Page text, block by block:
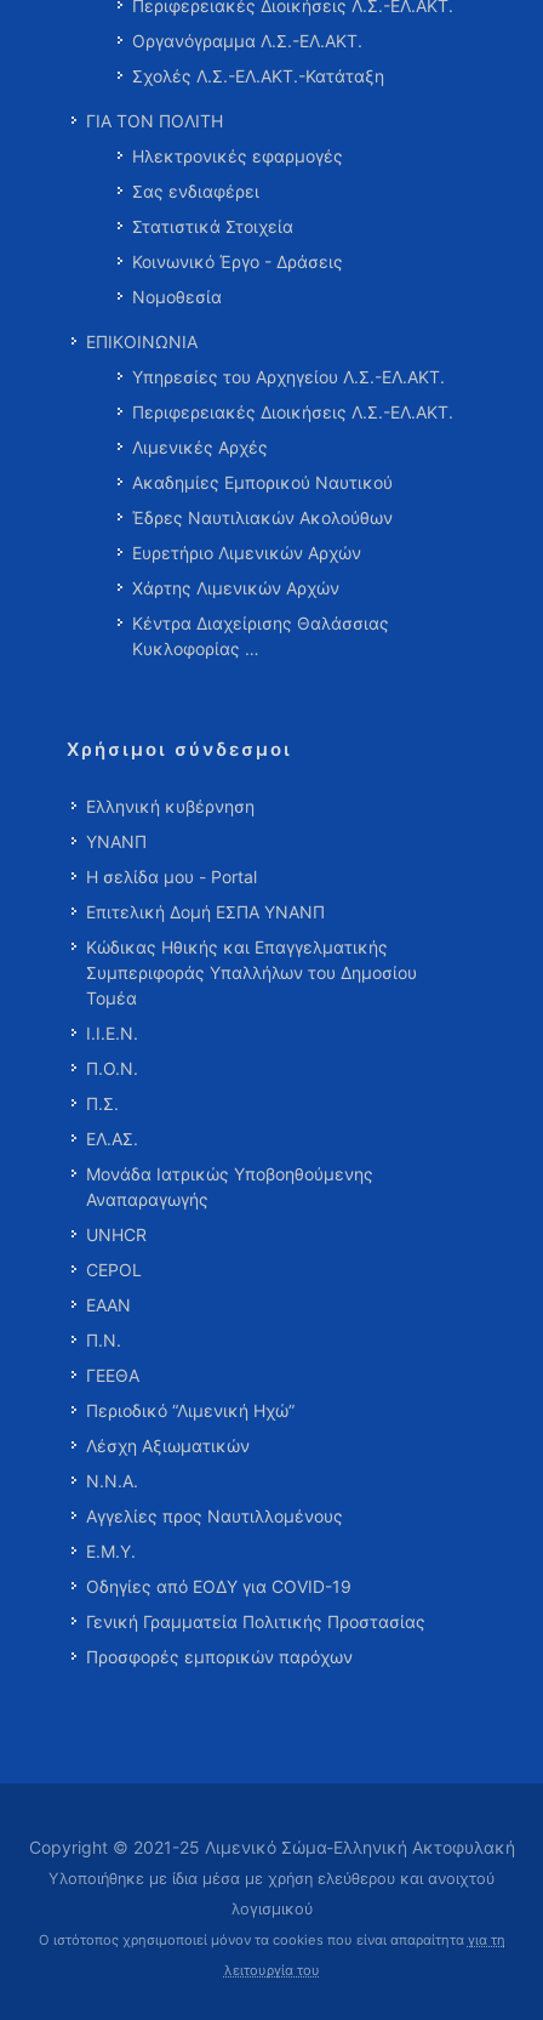
Περιφερειακές Διοικήσεις Λ.Σ.-ΕΛ.ΑΚΤ.
Οργανόγραμμα Λ.Σ.-ΕΛ.ΑΚΤ.
Σχολές Λ.Σ.-ΕΛ.ΑΚΤ.-Κατάταξη
ΓΙΑ ΤΟΝ ΠΟΛΙΤΗ
Ηλεκτρονικές εφαρμογές
Σας ενδιαφέρει
Στατιστικά Στοιχεία
Κοινωνικό Έργο - Δράσεις
Νομοθεσία
ΕΠΙΚΟΙΝΩΝΙΑ
Υπηρεσίες του Αρχηγείου Λ.Σ.-ΕΛ.ΑΚΤ.
Περιφερειακές Διοικήσεις Λ.Σ.-ΕΛ.ΑΚΤ.
Λιμενικές Αρχές
Ακαδημίες Εμπορικού Ναυτικού
Έδρες Ναυτιλιακών Ακολούθων
Ευρετήριο Λιμενικών Αρχών
Χάρτης Λιμενικών Αρχών
Κέντρα Διαχείρισης Θαλάσσιας
Κυκλοφορίας …
Χρήσιμοι σύνδεσμοι
Ελληνική κυβέρνηση
ΥΝΑΝΠ
Η σελίδα μου - Portal
Επιτελική Δομή ΕΣΠΑ ΥΝΑΝΠ
Κώδικας Ηθικής και Επαγγελματικής
Συμπεριφοράς Υπαλλήλων του Δημοσίου
Τομέα
Ι.Ι.Ε.Ν.
Π.Ο.Ν.
Π.Σ.
ΕΛ.ΑΣ.
Μονάδα Ιατρικώς Υποβοηθούμενης
Αναπαραγωγής
UNHCR
CEPOL
ΕΑΑΝ
Π.Ν.
ΓΕΕΘΑ
Περιοδικό “Λιμενική Ηχώ”
Λέσχη Αξιωματικών
Ν.Ν.Α.
Αγγελίες προς Ναυτιλλομένους
Ε.Μ.Υ.
Οδηγίες από ΕΟΔΥ για COVID-19
Γενική Γραμματεία Πολιτικής Προστασίας
Προσφορές εμπορικών παρόχων
Copyright © 2021-25 Λιμενικό Σώμα-Ελληνική Ακτοφυλακή
Υλοποιήθηκε με ίδια μέσα με χρήση ελεύθερου και ανοιχτού
λογισμικού
Ο ιστότοπος χρησιμοποιεί μόνον τα cookies που είναι απαραίτητα για τη
λειτουργία του